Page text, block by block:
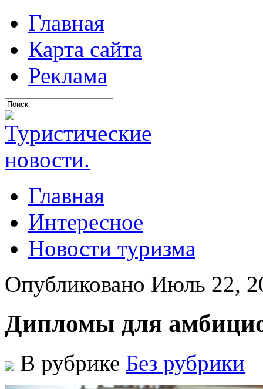
Главная
Карта сайта
Реклама
Главная
Интересное
Новости туризма
Опубликовано Июль 22,
Дипломы для
В рубрике Без рубрики